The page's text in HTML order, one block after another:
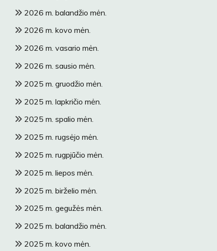
2026 m. balandžio mėn.
2026 m. kovo mėn.
2026 m. vasario mėn.
2026 m. sausio mėn.
2025 m. gruodžio mėn.
2025 m. lapkričio mėn.
2025 m. spalio mėn.
2025 m. rugsėjo mėn.
2025 m. rugpjūčio mėn.
2025 m. liepos mėn.
2025 m. birželio mėn.
2025 m. gegužės mėn.
2025 m. balandžio mėn.
2025 m. kovo mėn.